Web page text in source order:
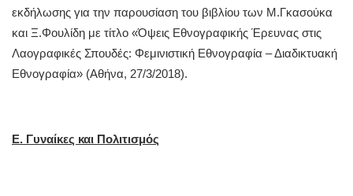
εκδήλωσης για την παρουσίαση του βιβλίου των Μ.Γκασούκα
και Ξ.Φουλίδη με τίτλο «Όψεις Εθνογραφικής Έρευνας στις
Λαογραφικές Σπουδές: Φεμινιστική Εθνογραφία – Διαδικτυακή
Εθνογραφία» (Αθήνα, 27/3/2018).
Ε. Γυναίκες και Πολιτισμός